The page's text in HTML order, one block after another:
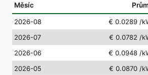
Měsíc
2026-08 € 0.0289 /
2026-07
€ 0.0782 /
2026-06
€ 0.0948 /
2026-05
€ 0.0870 /